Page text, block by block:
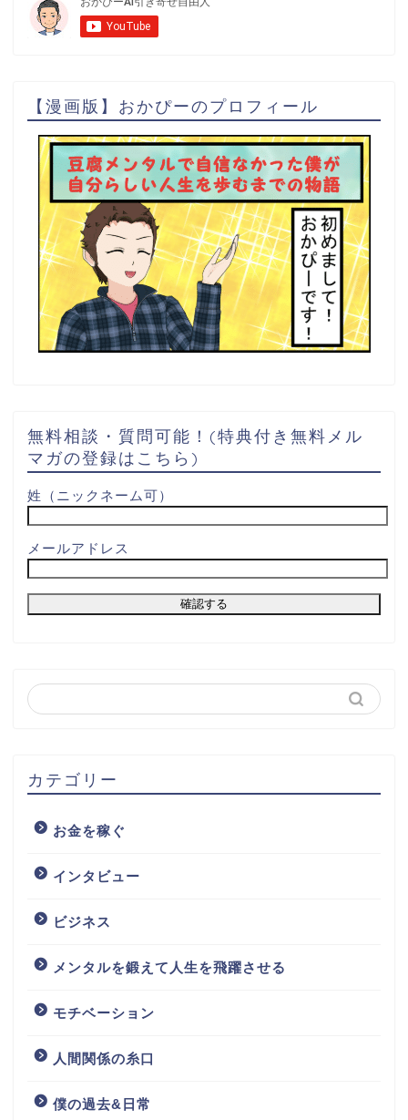
【漫画版】おかぴーのプロフィール
無料相談・質問可能！(特典付き無料メル
マガの登録はこちら)
姓（ニックネーム可）
メールアドレス
カテゴリー
お金を稼ぐ
インタビュー
ビジネス
メンタルを鍛えて人生を飛躍させる
モチベーション
人間関係の糸口
僕の過去&日常